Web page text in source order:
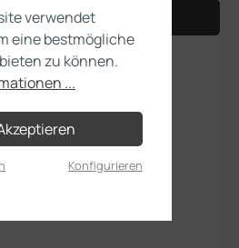
Warenkorb
verwendet
eine bestmögliche
zu können.
...
Konfigurieren